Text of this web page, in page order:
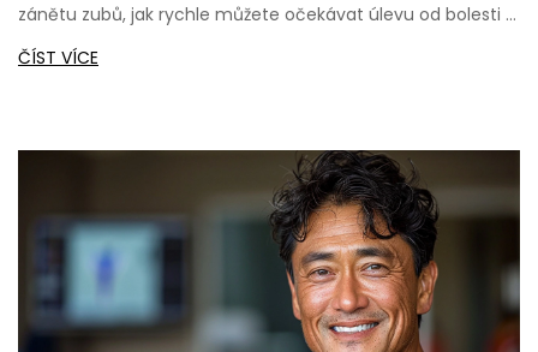
zánětu zubů, jak rychle můžete očekávat úlevu od bolesti a
jaké další kroky můžete podniknout k podpoře svého
ČÍST VÍCE